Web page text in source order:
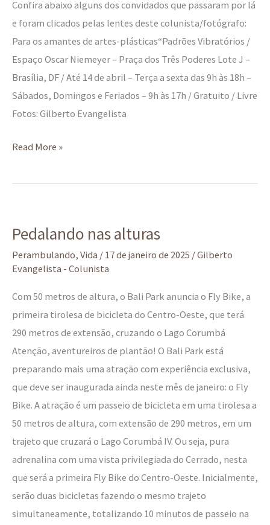
Confira abaixo alguns dos convidados que passaram por lá
e foram clicados pelas lentes deste colunista/fotógrafo:
Para os amantes de artes-plásticas“Padrões Vibratórios /
Espaço Oscar Niemeyer – Praça dos Três Poderes Lote J –
Brasília, DF / Até 14 de abril – Terça a sexta das 9h às 18h –
Sábados, Domingos e Feriados – 9h às 17h / Gratuito / Livre
Fotos: Gilberto Evangelista
Read More »
Pedalando nas alturas
Perambulando, Vida / 17 de janeiro de 2025 /Gilberto
Evangelista - Colunista
Com 50 metros de altura, o Bali Park anuncia o Fly Bike, a
primeira tirolesa de bicicleta do Centro-Oeste, que terá
290 metros de extensão, cruzando o Lago Corumbá
Atenção, aventureiros de plantão! O Bali Park está
preparando mais uma atração com experiência exclusiva,
que deve ser inaugurada ainda neste mês de janeiro: o Fly
Bike. A atração é um passeio de bicicleta em uma tirolesa a
50 metros de altura, com extensão de 290 metros, em um
trajeto que cruzará o Lago Corumbá IV. Ou seja, pura
adrenalina com uma vista privilegiada do Cerrado, nesta
que será a primeira Fly Bike do Centro-Oeste. Inicialmente,
serão duas bicicletas fazendo o mesmo trajeto
simultaneamente, totalizando 10 minutos de passeio na
nas
alturas